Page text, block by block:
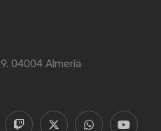
04004 Almería